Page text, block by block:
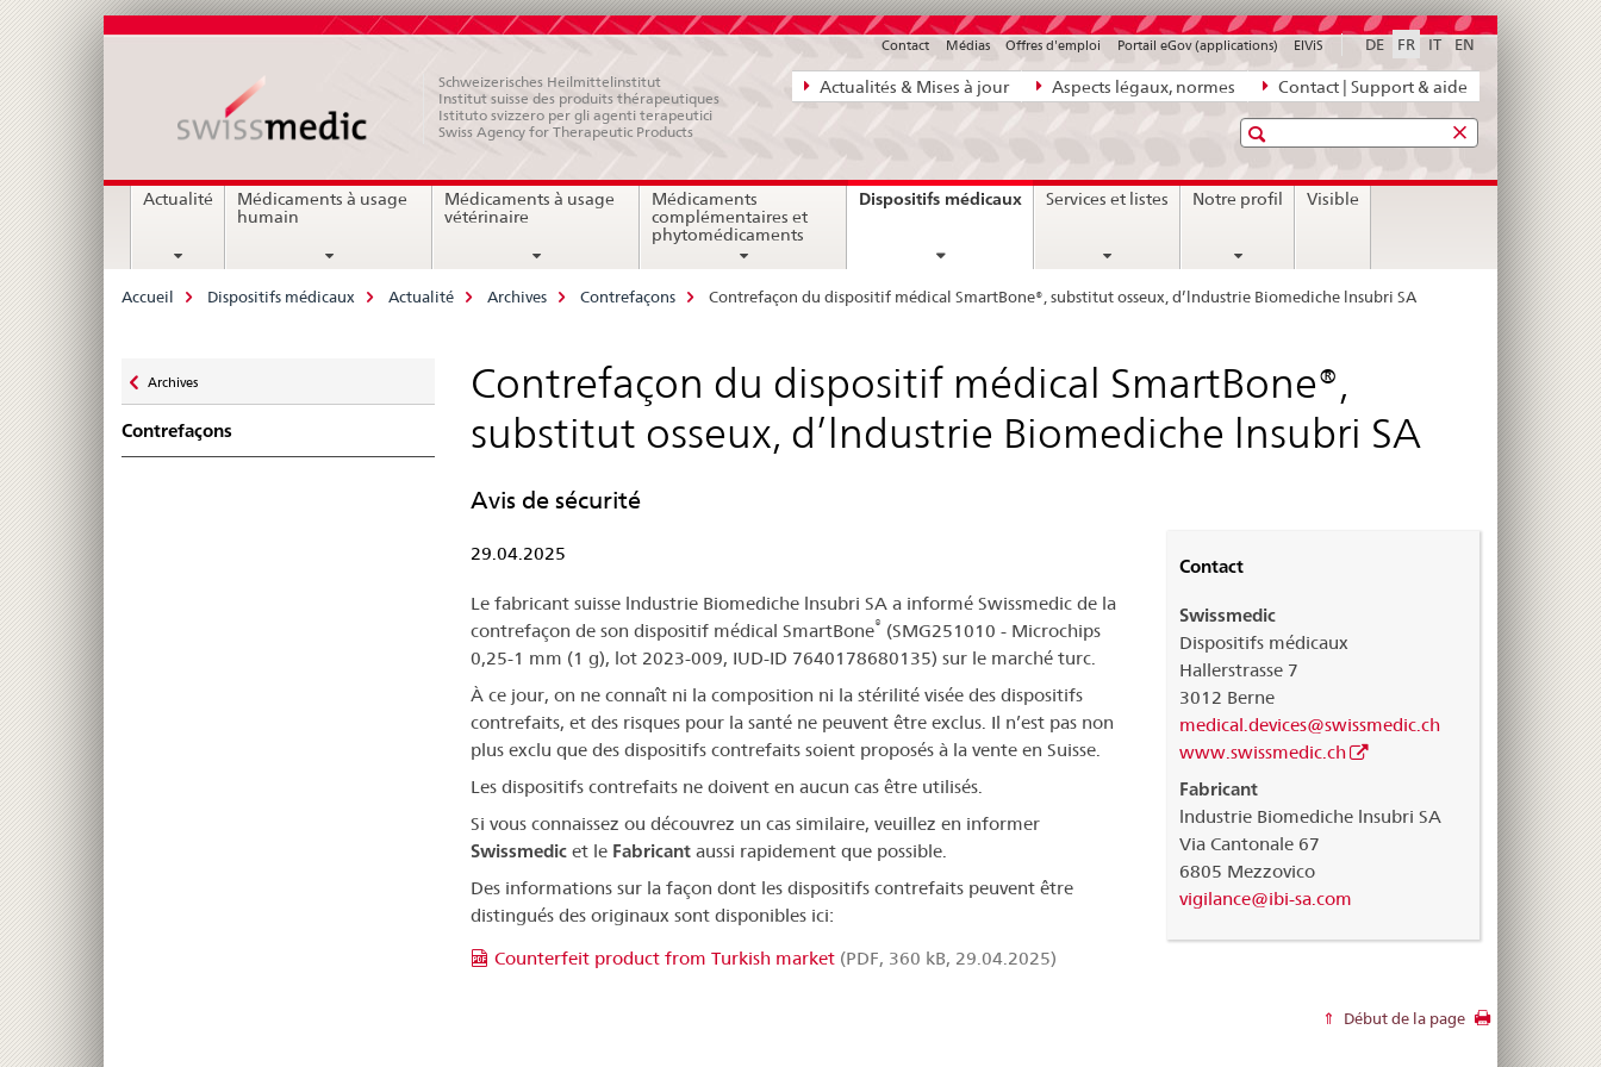
Navigation
directe:
bases
juridiques,
contact
Actualités & Mises à jour Aspects légaux, normes Contact | Support & aide
DE FR IT EN
Contact Médias Offres d'emploi Portail eGov (applications) ElViS
Schweizerisches Heilmittelinstitut
Institut suisse des produits thérapeutiques
Istituto svizzero per gli agenti terapeutici
Swiss Agency for Therapeutic Products
Recherche
Navigation
Actualité
Médicaments à usage
humain
Médicaments à usage
vétérinaire
Médicaments
complémentaires et
phytomédicaments
Dispositifs médicauxcurrent
Services et listes Notre profil Visible
Breadcrumb
Accueil Dispositifs médicaux Actualité Archives Contrefaçons Contrefaçon du dispositif médical SmartBone®, substitut osseux, d’lndustrie Biomediche lnsubri SA
zu
Archives
Contrefaçons
Contrefaçon du dispositif médical SmartBone®,
substitut osseux, d’lndustrie Biomediche lnsubri SA
Avis de sécurité
29.04.2025
Le fabricant suisse lndustrie Biomediche lnsubri SA a informé Swissmedic de la
contrefaçon de son dispositif médical SmartBone® (SMG251010 - Microchips
0,25-1 mm (1 g), lot 2023-009, IUD-ID 7640178680135) sur le marché turc.
À ce jour, on ne connaît ni la composition ni la stérilité visée des dispositifs
contrefaits, et des risques pour la santé ne peuvent être exclus. Il n’est pas non
plus exclu que des dispositifs contrefaits soient proposés à la vente en Suisse.
Les dispositifs contrefaits ne doivent en aucun cas être utilisés.
Si vous connaissez ou découvrez un cas similaire, veuillez en informer
Swissmedicet le Fabricantaussi rapidement que possible.
Des informations sur la façon dont les dispositifs contrefaits peuvent être
distingués des originaux sont disponibles ici:
Counterfeit product from Turkish market(PDF, 360 kB, 29.04.2025)
Contact
Swissmedic
Dispositifs médicaux
Hallerstrasse 7
3012 Berne
medical.devices@swissmedic.ch
www.swissmedic.ch
Fabricant
lndustrie Biomediche lnsubri SA
Via Cantonale 67
6805 Mezzovico
vigilance@ibi-sa.com
Début de la page